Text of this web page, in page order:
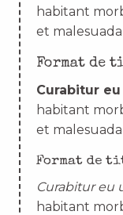
habitant
et
Format de
Curabitur
habitant
et
Format de
Curabitur eu
habitant